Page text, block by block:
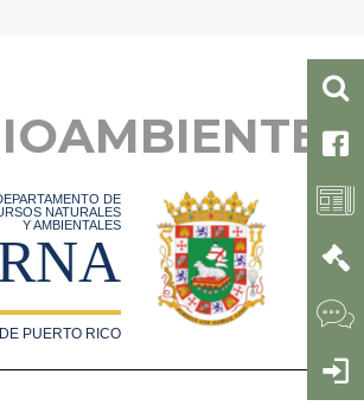
DE
NATURALES
Y AMBIENTALES
PUERTO RICO